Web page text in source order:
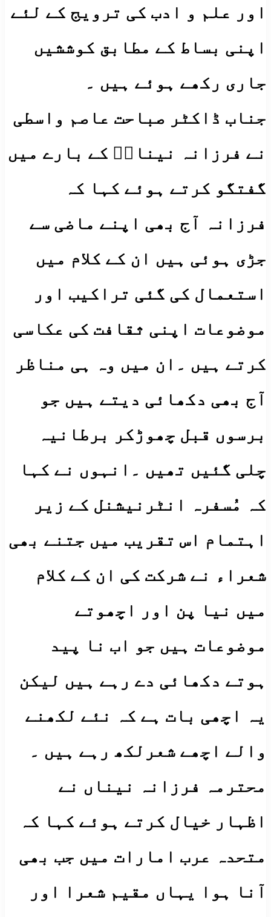
اور علم و ادب کی ترویج کے لئے
اپنی بساط کے مطابق کوششیں
جاری رکھے ہوئے ہیں ۔
جناب ڈاکٹر صباحت عاصم واسطی
نے فرزانہ نیناںؔ کے بارے میں
گفتگو کرتے ہوئے کہا کہ
فرزانہ آج بھی اپنے ماضی سے
جڑی ہوئی ہیں ان کے کلام میں
استعمال کی گئی تراکیب اور
موضوعات اپنی ثقافت کی عکاسی
کرتے ہیں ۔ان میں وہ ہی مناظر
آج بھی دکھائی دیتے ہیں جو
برسوں قبل چھوڑکر برطانیہ
چلی گئیں تھیں ۔انہوں نے کہا
کہ مُسفرہ انٹرنیشنل کے زیر
اہتمام اس تقریب میں جتنے بھی
شعراء نے شرکت کی ان کے کلام
میں نیا پن اور اچھوتے
موضوعات ہیں جو اب نا پید
ہوتے دکھائی دے رہے ہیں لیکن
یہ اچھی بات ہے کہ نئے لکھنے
والے اچھے شعرلکھ رہے ہیں ۔
محترمہ فرزانہ نیناں نے
اظہار خیال کرتے ہوئے کہا کہ
متحدہ عرب امارات میں جب بھی
آنا ہوا یہاں مقیم شعرا اور